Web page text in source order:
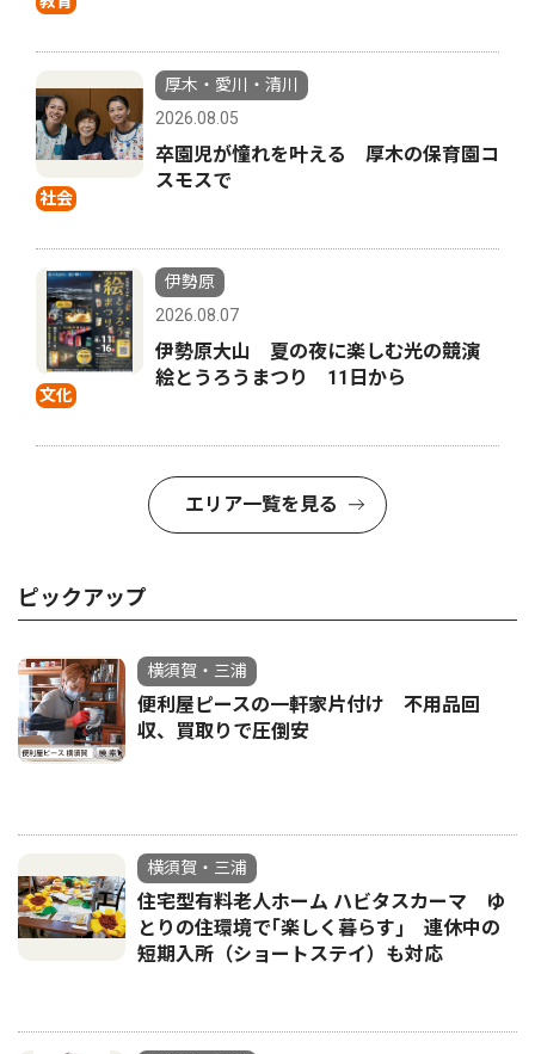
社会
厚木・愛川・清川
2026.08.05
卒園児が憧れを叶える 厚木の保育園コ
スモスで
文化
伊勢原
2026.08.07
伊勢原大山 夏の夜に楽しむ光の競演
絵とうろうまつり 11日から
エリア一覧を見る
ピックアップ
横須賀・三浦
便利屋ピースの一軒家片付け 不用品回
収、買取りで圧倒安
横須賀・三浦
住宅型有料老人ホーム ハビタスカーマ ゆ
とりの住環境で｢楽しく暮らす｣ 連休中の
短期入所（ショートステイ）も対応